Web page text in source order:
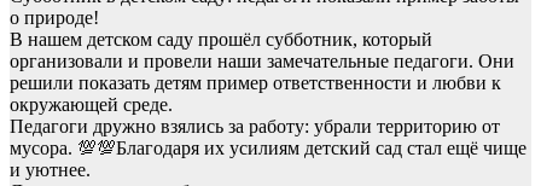
о природе!
В нашем детском саду прошёл субботник, который
организовали и провели наши замечательные педагоги. Они
решили показать детям пример ответственности и любви к
окружающей среде.
Педагоги дружно взялись за работу: убрали территорию от
мусора. 💯💯Благодаря их усилиям детский сад стал ещё чище
и уютнее.